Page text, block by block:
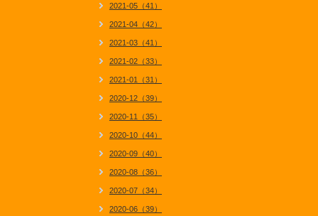
2021-05（41）
2021-04（42）
2021-03（41）
2021-02（33）
2021-01（31）
2020-12（39）
2020-11（35）
2020-10（44）
2020-09（40）
2020-08（36）
2020-07（34）
2020-06（39）